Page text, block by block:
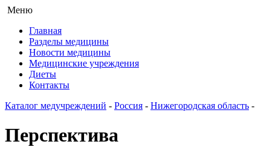
Меню
Главная
Разделы медицины
Новости медицины
Медицинские учреждения
Диеты
Контакты
Каталог медучреждений - Россия - Нижегородская область -
Перспектива